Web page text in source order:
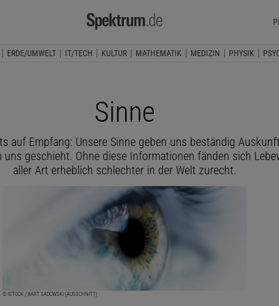
ERDE/UMWELT IT/TECH KULTUR MATHEMATIK MEDIZIN PHYSIK
Sinne
auf Empfang: Unsere Sinne geben uns beständig
uns geschieht. Ohne diese Informationen fänden sich
aller Art erheblich schlechter in der Welt zurecht.
© ISTOCK / BART SADOWSKI (AUSSCHNITT)